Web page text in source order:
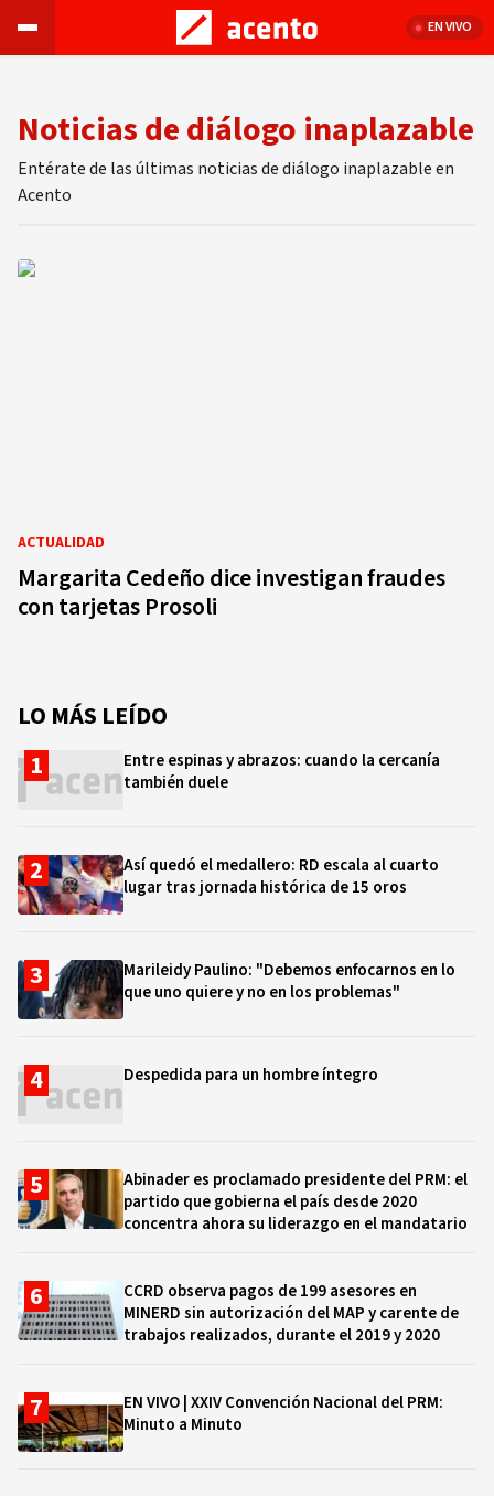
EN VIVO
Noticias de diálogo inaplazable
Entérate de las últimas noticias de diálogo inaplazable en
Acento
ACTUALIDAD
Margarita Cedeño dice investigan fraudes
con tarjetas Prosoli
LO MÁS LEÍDO
Entre espinas y abrazos: cuando la cercanía
también duele
Así quedó el medallero: RD escala al cuarto
lugar tras jornada histórica de 15 oros
Marileidy Paulino: "Debemos enfocarnos en lo
que uno quiere y no en los problemas"
Despedida para un hombre íntegro
Abinader es proclamado presidente del PRM: el
partido que gobierna el país desde 2020
concentra ahora su liderazgo en el mandatario
CCRD observa pagos de 199 asesores en
MINERD sin autorización del MAP y carente de
trabajos realizados, durante el 2019 y 2020
EN VIVO | XXIV Convención Nacional del PRM:
Minuto a Minuto